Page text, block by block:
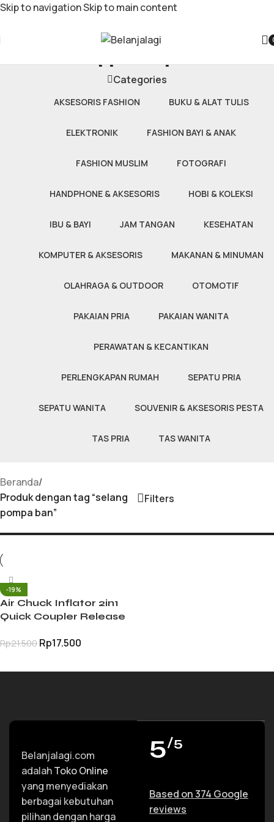
Skip to navigationSkip to main content
Categories
AKSESORIS FASHION BUKU & ALAT TULIS
ELEKTRONIK FASHION BAYI & ANAK
FASHION MUSLIM FOTOGRAFI
HANDPHONE & AKSESORIS HOBI & KOLEKSI
IBU & BAYI JAM TANGAN KESEHATAN
KOMPUTER & AKSESORIS MAKANAN & MINUMAN
OLAHRAGA & OUTDOOR OTOMOTIF
PAKAIAN PRIA PAKAIAN WANITA
PERAWATAN & KECANTIKAN
PERLENGKAPAN RUMAH SEPATU PRIA
SEPATU WANITA SOUVENIR & AKSESORIS PESTA
TAS PRIA TAS WANITA
Beranda/
Produk dengan tag “selang
pompa ban”
Filters
-19%
Air Chuck Inflator 2in1
Quick Coupler Release
Mobil Motor Truk Metal
Rp21.500 Rp17.500
Belanjalagi.com
adalahToko Online
yang menyediakan
berbagai kebutuhan
pilihan dengan harga
5/5
Based on 374 Google
reviews